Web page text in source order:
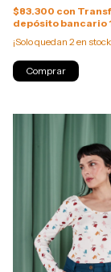
$83.300 con
depósito bancario
¡Solo quedan 2en
Comprar